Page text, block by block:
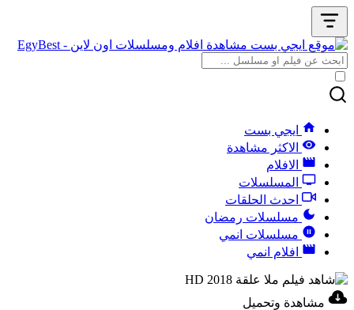
ايجي بست
الاكثر مشاهدة
الافلام
المسلسلات
احدث الحلقات
مسلسلات رمضان
مسلسلات انمي
افلام انمي
مشاهدة وتحميل